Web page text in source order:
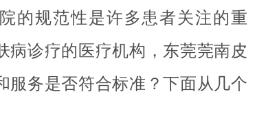
的规范性是许多患者关注的重
病诊疗的医疗机构，东莞莞南皮
服务是否符合标准？下面从几个